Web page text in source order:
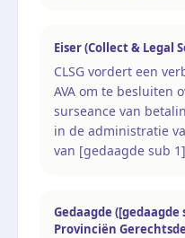
Eiser (Collect & Legal
CLSG vordert een
AVA om te besluiten
surseance van
in de administratie
van [gedaagde sub
Gedaagde ([gedaagde
Provinciën